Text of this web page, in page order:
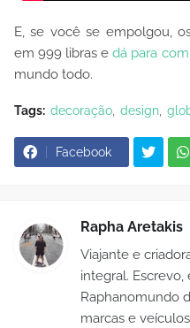
E, se você se empolgou,
em 999 libras edá para
mundo todo.
Tags: decoração design
Facebook
Rapha Aretakis
Viajante e
integral.
Raphanomundo
marcas e